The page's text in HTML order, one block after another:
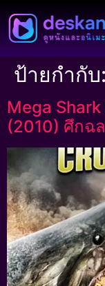
ป้ายกำกับ:
Mega
(2010) ศึกฉ